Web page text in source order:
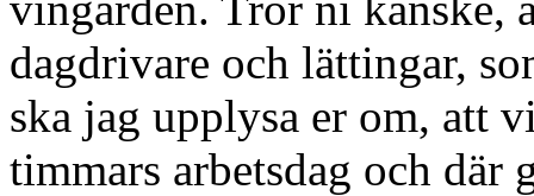
dagdrivare och lättingar,
ska jag upplysa er om, att
timmars arbetsdag och där